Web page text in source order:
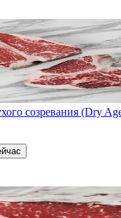
созревания (Dry